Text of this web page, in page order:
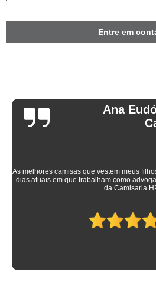
Entre em
Ana
As melhores camisas que vestem meus
dias atuais em que trabalham como
da Camisaria